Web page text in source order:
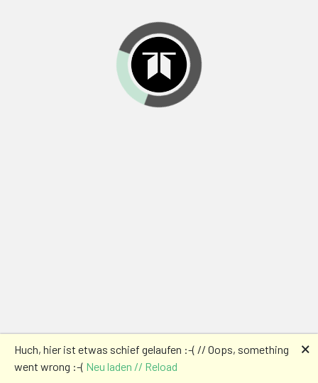
Huch, hier ist etwas schief gelaufen :-( // Oops, something
went wrong :-( Neu laden // Reload
🗙